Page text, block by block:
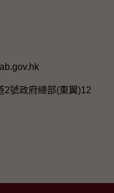
2號政府總部(東翼)12